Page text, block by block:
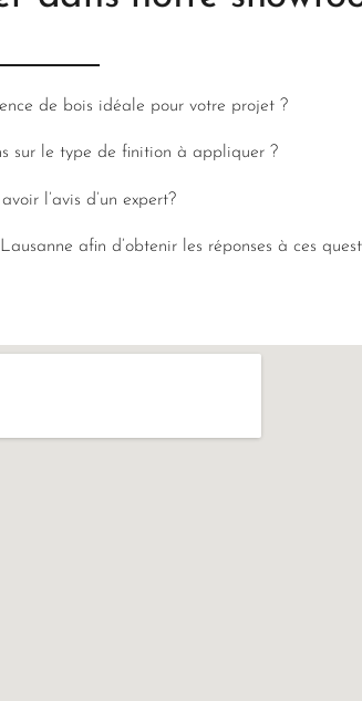
de bois idéale pour votre projet ?
sur le type de finition à appliquer ?
l’avis d’un expert?
afin d’obtenir les réponses à ces